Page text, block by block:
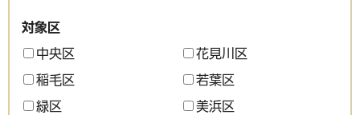
対象区
中央区 花見川区
稲毛区 若葉区
緑区 美浜区